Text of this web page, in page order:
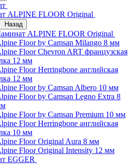
ALPINE FLOOR Original
Назад
ALPINE FLOOR Original
Floor by Camsan Milango 8 мм
Floor Chevron ART французская
12 мм
Floor Herringbone английская
12 мм
Floor by Camsan Albero 10 мм
Floor by Camsan Legno Extra 8
Floor by Camsan Premium 10 мм
Floor Herringbone английская
10 мм
Floor Original Aura 8 мм
Floor Original Intensity 12 мм
EGGER